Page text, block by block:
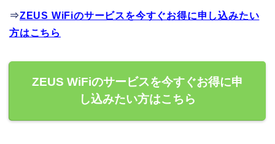
⇒ZEUS WiFiのサービスを今すぐお得に申し込みたい
方はこちら
ZEUS WiFiのサービスを今すぐお得に申
し込みたい方はこちら